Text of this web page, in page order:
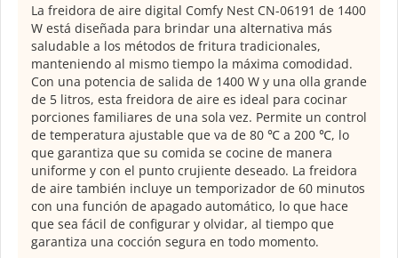
La freidora de aire digital Comfy Nest CN-06191 de 1400
W está diseñada para brindar una alternativa más
saludable a los métodos de fritura tradicionales,
manteniendo al mismo tiempo la máxima comodidad.
Con una potencia de salida de 1400 W y una olla grande
de 5 litros, esta freidora de aire es ideal para cocinar
porciones familiares de una sola vez. Permite un control
de temperatura ajustable que va de 80 ℃ a 200 ℃, lo
que garantiza que su comida se cocine de manera
uniforme y con el punto crujiente deseado. La freidora
de aire también incluye un temporizador de 60 minutos
con una función de apagado automático, lo que hace
que sea fácil de configurar y olvidar, al tiempo que
garantiza una cocción segura en todo momento.